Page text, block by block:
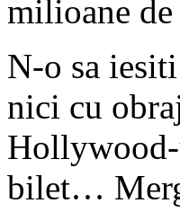
milioane
N-o sa
nici cu
Hollywood-
bilet…